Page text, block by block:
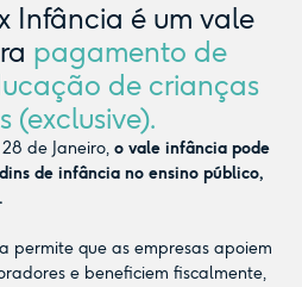
Infância é um vale
pagamento de
de crianças
(exclusive).
de Janeiro,o vale infância pode
de infância no ensino público,
permite que as empresas apoiem
e beneficiem fiscalmente,